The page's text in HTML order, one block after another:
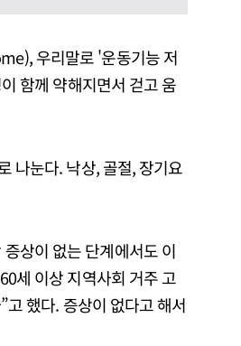
우리말로 '운동기능 저
함께 약해지면서 걷고 움
나눈다. 낙상, 골절, 장기요
상이 없는 단계에서도 이
세 이상 지역사회 거주 고
했다. 증상이 없다고 해서